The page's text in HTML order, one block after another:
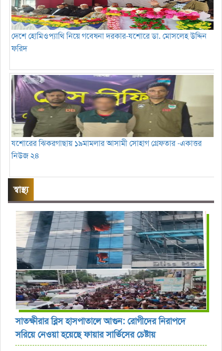
দেশে হোমিওপ্যাথি নিয়ে গবেষনা দরকার-যশোরে ডা. মোসলেহ উদ্দিন
ফরিদ
যশোরের ঝিকরগাছায় ১৯মামলার আসামী সোহাগ গ্রেফতার -একাত্তর
নিউজ ২৪
স্বাস্থ্য
সাতক্ষীরার ব্লিস হাসপাতালে আগুন: রোগীদের নিরাপদে
সরিয়ে নেওয়া হয়েছে ফায়ার সার্ভিসের চেষ্টায়